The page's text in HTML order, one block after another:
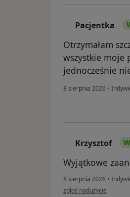
Pacjentka
Otrzymałam
wszystkie moje
jednocześnie
8 sierpnia 2026 •
Krzysztof
Wyjątkowe
8 sierpnia 2026 •
w opinii użytkownika
zgłoś nadużycie